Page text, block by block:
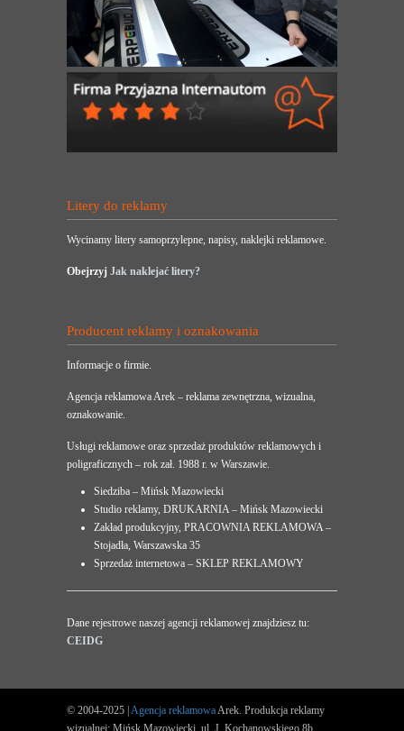
Litery do reklamy
Wycinamy litery samoprzylepne, napisy, naklejki reklamowe.
Obejrzyj Jak naklejać litery?
Producent reklamy i oznakowania
Informacje o firmie.
Agencja reklamowa Arek – reklama zewnętrzna, wizualna,
oznakowanie.
Usługi reklamowe oraz sprzedaż produktów reklamowych i
poligraficznych – rok zał. 1988 r. w Warszawie.
Siedziba – Mińsk Mazowiecki
Studio reklamy, DRUKARNIA – Mińsk Mazowiecki
Zakład produkcyjny, PRACOWNIA REKLAMOWA –
Stojadła, Warszawska 35
Sprzedaż internetowa – SKLEP REKLAMOWY
Dane rejestrowe naszej agencji reklamowej znajdziesz tu:
CEIDG
© 2004-2025 | Agencja reklamowaArek. Produkcja reklamy
wizualnej: Mińsk Mazowiecki, ul. J. Kochanowskiego 8b,